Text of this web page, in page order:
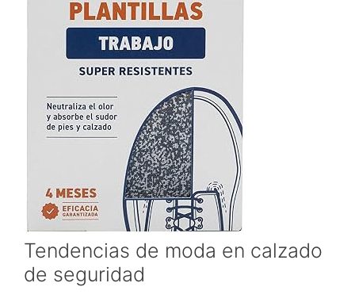
Tendencias de moda en calzado
de seguridad